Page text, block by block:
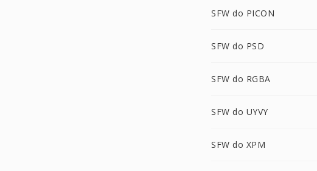
SFW do PICON
SFW do PSD
SFW do RGBA
SFW do UYVY
SFW do XPM